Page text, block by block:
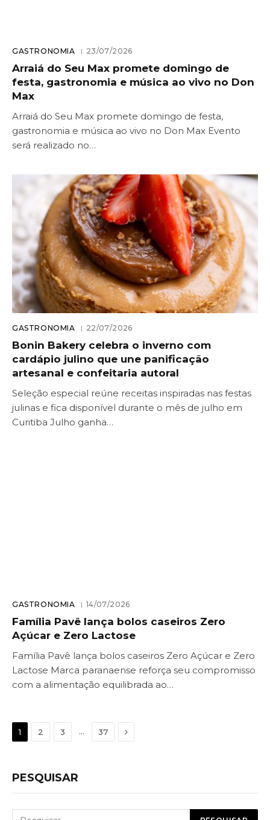
GASTRONOMIA 23/07/2026
Arraiá do Seu Max promete domingo de
festa, gastronomia e música ao vivo no Don
Max
Arraiá do Seu Max promete domingo de festa,
gastronomia e música ao vivo no Don Max Evento
será realizado no…
GASTRONOMIA 22/07/2026
Bonin Bakery celebra o inverno com
cardápio julino que une panificação
artesanal e confeitaria autoral
Seleção especial reúne receitas inspiradas nas festas
julinas e fica disponível durante o mês de julho em
Curitiba Julho ganha…
GASTRONOMIA 14/07/2026
Família Pavê lança bolos caseiros Zero
Açúcar e Zero Lactose
Família Pavê lança bolos caseiros Zero Açúcar e Zero
Lactose Marca paranaense reforça seu compromisso
com a alimentação equilibrada ao…
1 2 3 … 37 Next
PESQUISAR